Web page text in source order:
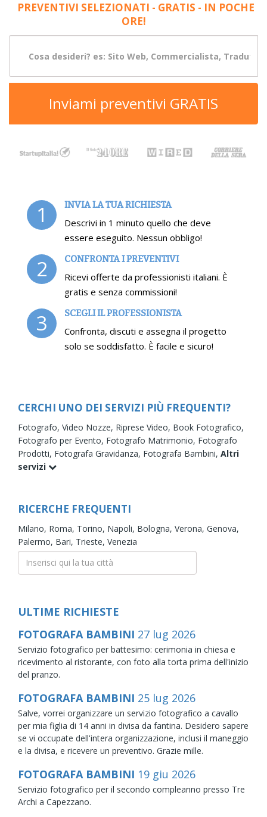
PREVENTIVI SELEZIONATI - GRATIS - IN POCHE
ORE!
Inviami preventivi GRATIS
1 INVIA LA TUA RICHIESTA
Descrivi in 1 minuto quello che deve
essere eseguito. Nessun obbligo!
2 CONFRONTA I PREVENTIVI
Ricevi offerte da professionisti italiani. È
gratis e senza commissioni!
3 SCEGLI IL PROFESSIONISTA
Confronta, discuti e assegna il progetto
solo se soddisfatto. È facile e sicuro!
CERCHI UNO DEI SERVIZI PIÙ FREQUENTI?
Fotografo, Video Nozze, Riprese Video, Book Fotografico,
Fotografo per Evento, Fotografo Matrimonio, Fotografo
Prodotti, Fotografa Gravidanza, Fotografa Bambini, Altri
servizi
RICERCHE FREQUENTI
Milano, Roma, Torino, Napoli, Bologna, Verona, Genova,
Palermo, Bari, Trieste, Venezia
ULTIME RICHIESTE
FOTOGRAFA BAMBINI 27 lug 2026
Servizio fotografico per battesimo: cerimonia in chiesa e
ricevimento al ristorante, con foto alla torta prima dell'inizio
del pranzo.
FOTOGRAFA BAMBINI 25 lug 2026
Salve, vorrei organizzare un servizio fotografico a cavallo
per mia figlia di 14 anni in divisa da fantina. Desidero sapere
se vi occupate dell'intera organizzazione, inclusi il maneggio
e la divisa, e ricevere un preventivo. Grazie mille.
FOTOGRAFA BAMBINI 19 giu 2026
Servizio fotografico per il secondo compleanno presso Tre
Archi a Capezzano.